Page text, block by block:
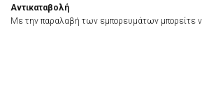
Αντικαταβολή
Με την παραλαβή των εμπορευμάτων μπορείτε